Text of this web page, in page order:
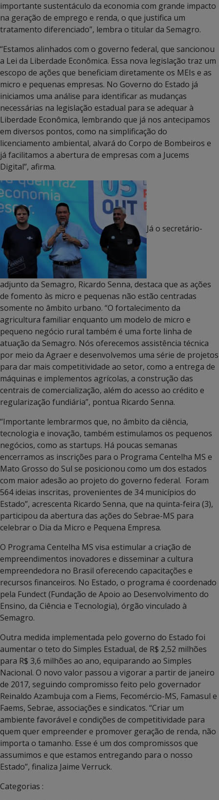
importante sustentáculo da economia com grande impacto
na geração de emprego e renda, o que justifica um
tratamento diferenciado”, lembra o titular da Semagro.
“Estamos alinhados com o governo federal, que sancionou
a Lei da Liberdade Econômica. Essa nova legislação traz um
escopo de ações que beneficiam diretamente os MEIs e as
micro e pequenas empresas. No Governo do Estado já
iniciamos uma análise para identificar as mudanças
necessárias na legislação estadual para se adequar à
Liberdade Econômica, lembrando que já nos antecipamos
em diversos pontos, como na simplificação do
licenciamento ambiental, alvará do Corpo de Bombeiros e
já facilitamos a abertura de empresas com a Jucems
Digital”, afirma.
Já o secretário-
adjunto da Semagro, Ricardo Senna, destaca que as ações
de fomento às micro e pequenas não estão centradas
somente no âmbito urbano. “O fortalecimento da
agricultura familiar enquanto um modelo de micro e
pequeno negócio rural também é uma forte linha de
atuação da Semagro. Nós oferecemos assistência técnica
por meio da Agraer e desenvolvemos uma série de projetos
para dar mais competitividade ao setor, como a entrega de
máquinas e implementos agrícolas, a construção das
centrais de comercialização, além do acesso ao crédito e
regularização fundiária”, pontua Ricardo Senna.
“Importante lembrarmos que, no âmbito da ciência,
tecnologia e inovação, também estimulamos os pequenos
negócios, como as startups. Há poucas semanas
encerramos as inscrições para o Programa Centelha MS e
Mato Grosso do Sul se posicionou como um dos estados
com maior adesão ao projeto do governo federal. Foram
564 ideias inscritas, provenientes de 34 municípios do
Estado”, acrescenta Ricardo Senna, que na quinta-feira (3),
participou da abertura das ações do Sebrae-MS para
celebrar o Dia da Micro e Pequena Empresa.
O Programa Centelha MS visa estimular a criação de
empreendimentos inovadores e disseminar a cultura
empreendedora no Brasil oferecendo capacitações e
recursos financeiros. No Estado, o programa é coordenado
pela Fundect (Fundação de Apoio ao Desenvolvimento do
Ensino, da Ciência e Tecnologia), órgão vinculado à
Semagro.
Outra medida implementada pelo governo do Estado foi
aumentar o teto do Simples Estadual, de R$ 2,52 milhões
para R$ 3,6 milhões ao ano, equiparando ao Simples
Nacional. O novo valor passou a vigorar a partir de janeiro
de 2017, seguindo compromisso feito pelo governador
Reinaldo Azambuja com a Fiems, Fecomércio-MS, Famasul e
Faems, Sebrae, associações e sindicatos. “Criar um
ambiente favorável e condições de competitividade para
quem quer empreender e promover geração de renda, não
importa o tamanho. Esse é um dos compromissos que
assumimos e que estamos entregando para o nosso
Estado”, finaliza Jaime Verruck.
Categorias :